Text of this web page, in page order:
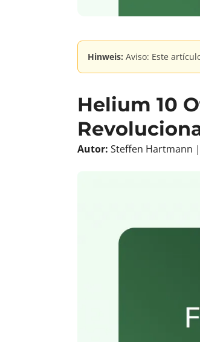
Hinweis: Aviso: Este
Helium 10
Autor: Steffen Hartmann |